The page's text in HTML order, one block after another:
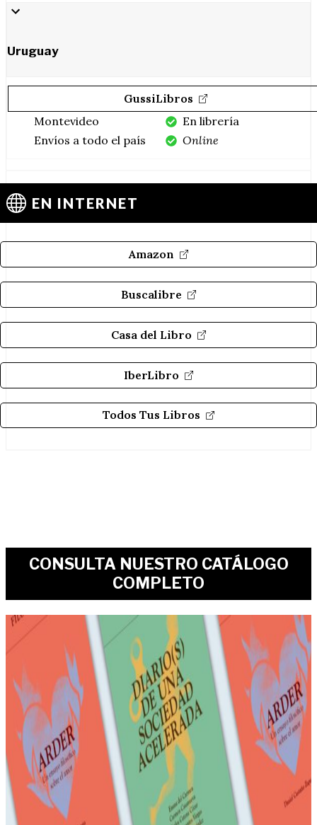
Uruguay
GussiLibros
Montevideo
Envíos a todo el país
En librería
Online
EN INTERNET
Amazon
Buscalibre
Casa del Libro
IberLibro
Todos Tus Libros
CONSULTA NUESTRO CATÁLOGO
COMPLETO